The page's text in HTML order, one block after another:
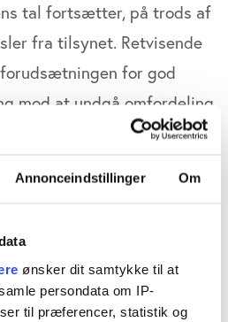
Annonceindstillinger Om
ønsker dit samtykke til at
persondata om IP-
til præferencer, statistik og
tal fortsætter, på trods af
fra tilsynet. Retvisende
for god
mod at undgå omfordeling
lød det i
tørt i hans
af december, før nye
viser, at